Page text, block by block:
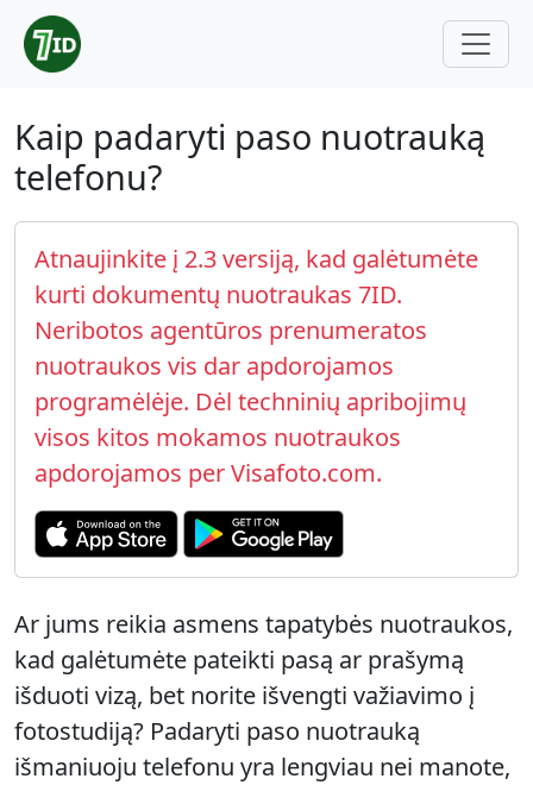
Kaip padaryti paso nuotrauką
telefonu?
Atnaujinkite į 2.3 versiją, kad galėtumėte
kurti dokumentų nuotraukas 7ID.
Neribotos agentūros prenumeratos
nuotraukos vis dar apdorojamos
programėlėje. Dėl techninių apribojimų
visos kitos mokamos nuotraukos
apdorojamos per Visafoto.com.
Ar jums reikia asmens tapatybės nuotraukos,
kad galėtumėte pateikti pasą ar prašymą
išduoti vizą, bet norite išvengti važiavimo į
fotostudiją? Padaryti paso nuotrauką
išmaniuoju telefonu yra lengviau nei manote,